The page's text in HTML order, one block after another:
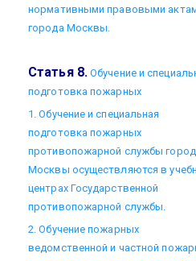
нормативными правовыми
города Москвы.
Статья 8.Обучение и
подготовка пожарных
1. Обучение и специальная
подготовка пожарных
противопожарной службы
Москвы осуществляются в
центрах Государственной
противопожарной службы.
2. Обучение пожарных
ведомственной и частной